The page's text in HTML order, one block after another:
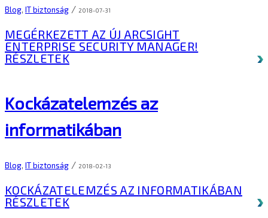
Blog, IT biztonság / 2018-07-31
MEGÉRKEZETT AZ ÚJ ARCSIGHT
ENTERPRISE SECURITY MANAGER!
RÉSZLETEK
Kockázatelemzés az
informatikában
Blog, IT biztonság / 2018-02-13
KOCKÁZATELEMZÉS AZ INFORMATIKÁBAN
RÉSZLETEK